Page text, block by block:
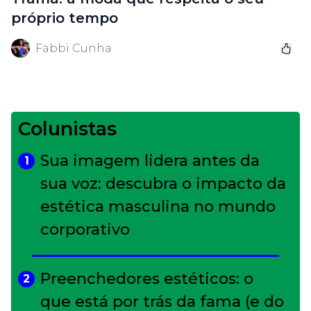
próprio tempo
Fabbi Cunha
Colunistas
1
Sua imagem lidera antes da
sua voz: descubra o impacto da
estética masculina no mundo
corporativo
2
Preenchedores estéticos: o
que está por trás da fama (e do